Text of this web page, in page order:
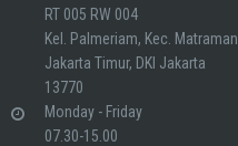
RT 005 RW 004
Kel. Palmeriam, Kec. Matraman
Jakarta Timur, DKI Jakarta
13770
Monday - Friday
07.30-15.00